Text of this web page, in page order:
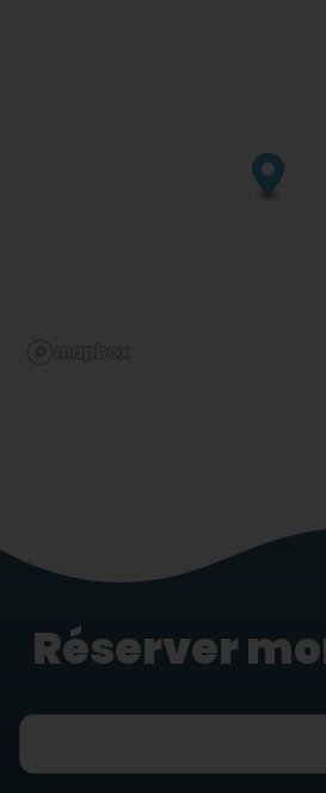
Réserver